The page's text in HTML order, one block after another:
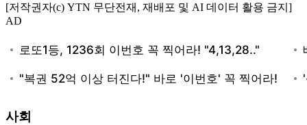
[저작권자(c) YTN 무단전재, 재배포 및 AI 데이터 활용 금지]
AD
사회